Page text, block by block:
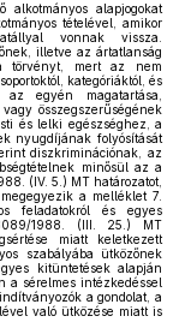
alkotmányos alapjogokat
tételével, amikor
vonnak vissza.
illetve az ártatlanság
törvényt, mert az nem
kategóriáktól, és
egyén magatartása,
összegszerűségének
és lelki egészséghez, a
nyugdíjának folyósítását
diszkriminációnak, az
minősül az a
(IV. 5.) MT határozatot,
a melléklet 7.
feladatokról és egyes
1988. (III. 25.) MT
miatt keletkezett
szabályába ütközőnek
kitüntetések alapján
a sérelmes intézkedéssel
a gondolat, a
való ütközése miatt is